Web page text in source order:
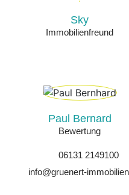
Sky
Immobilienfreund
Paul Bernard
Bewertung
06131 2149100
info@gruenert-